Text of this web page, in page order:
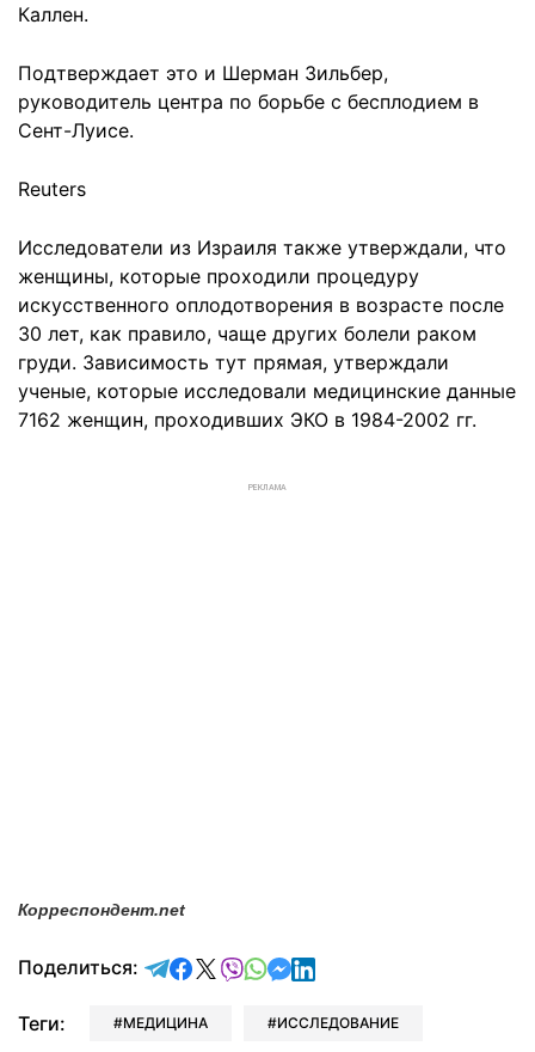
Каллен.
Подтверждает это и Шерман Зильбер,
руководитель центра по борьбе с бесплодием в
Сент-Луисе.
Reuters
Исследователи из Израиля также утверждали, что
женщины, которые проходили процедуру
искусственного оплодотворения в возрасте после
30 лет, как правило, чаще других болели раком
груди. Зависимость тут прямая, утверждали
ученые, которые исследовали медицинские данные
7162 женщин, проходивших ЭКО в 1984-2002 гг.
РЕКЛАМА
Корреспондент.net
Поделиться: отправить в Telegram
поделиться в Facebook
поделиться в X
отправить в Viber
отправить в Whatsapp
отправить в Messenger
отправить в LinkedIn
Теги: МЕДИЦИНА ИССЛЕДОВАНИЕ